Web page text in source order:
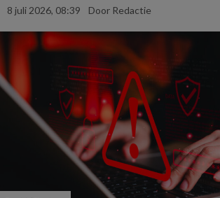
8 juli 2026, 08:39 Door Redactie